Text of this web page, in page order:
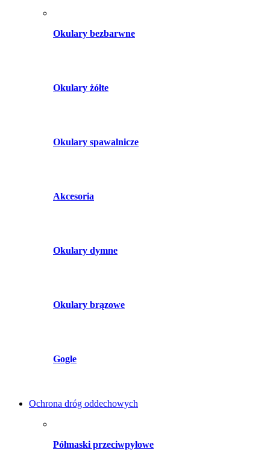
Okulary bezbarwne
Okulary żółte
Okulary spawalnicze
Akcesoria
Okulary dymne
Okulary brązowe
Gogle
Ochrona dróg oddechowych
Półmaski przeciwpyłowe